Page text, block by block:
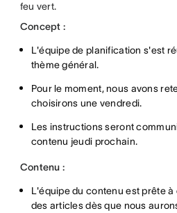
feu vert.
Concept :
L'équipe de planification s'est
thème général.
Pour le moment, nous avons
choisirons une vendredi.
Les instructions seront
contenu jeudi prochain.
Contenu :
L'équipe du contenu est prête
des articles dès que nous